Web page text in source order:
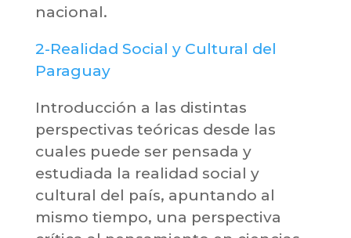
nacional.
2-Realidad Social y Cultural del
Paraguay
Introducción a las distintas
perspectivas teóricas desde las
cuales puede ser pensada y
estudiada la realidad social y
cultural del país, apuntando al
mismo tiempo, una perspectiva